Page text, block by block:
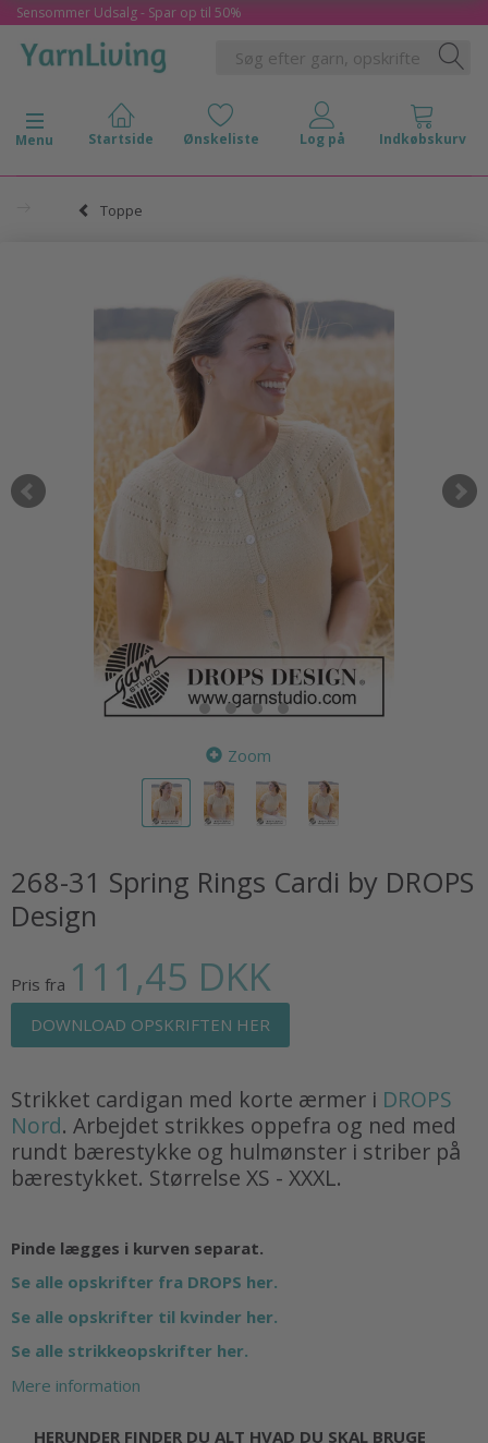
Sensommer Udsalg - Spar op til 50%
Skifte navigation
Menu
Toppe
Zoom
268-31 Spring Rings Cardi by DROPS
Design
Pris fra 111,45 DKK
DOWNLOAD OPSKRIFTEN HER
Strikket cardigan med korte ærmer i DROPS
Nord. Arbejdet strikkes oppefra og ned med
rundt bærestykke og hulmønster i striber på
bærestykket. Størrelse XS - XXXL.
Pinde lægges i kurven separat.
Se alle opskrifter fra DROPS her.
Se alle opskrifter til kvinder her.
Se alle strikkeopskrifter her.
Mere information
HERUNDER FINDER DU ALT HVAD DU SKAL BRUGE